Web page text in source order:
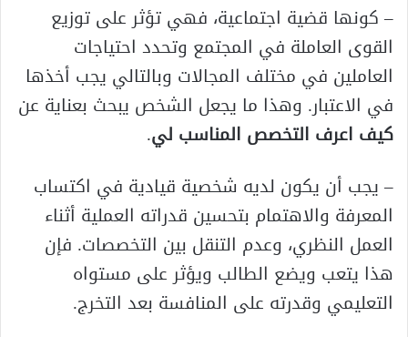
– كونها قضية اجتماعية، فهي تؤثر على توزيع
القوى العاملة في المجتمع وتحدد احتياجات
العاملين في مختلف المجالات وبالتالي يجب أخذها
في الاعتبار. وهذا ما يجعل الشخص يبحث بعناية عن
كيف اعرف التخصص المناسب لي.
– يجب أن يكون لديه شخصية قيادية في اكتساب
المعرفة والاهتمام بتحسين قدراته العملية أثناء
العمل النظري، وعدم التنقل بين التخصصات. فإن
هذا يتعب ويضع الطالب ويؤثر على مستواه
التعليمي وقدرته على المنافسة بعد التخرج.